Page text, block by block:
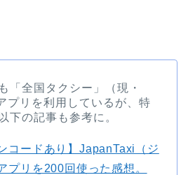
「全国タクシー」（現・
プリを利用しているが、特
下の記事も参考に。
コードあり】JapanTaxi（ジ
プリを200回使った感想。